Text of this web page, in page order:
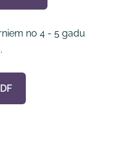
no 4 - 5 gadu